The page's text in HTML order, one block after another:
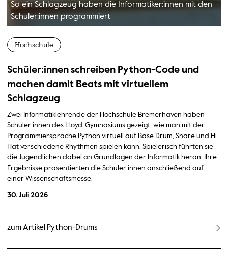
So ein Schlagzeug haben die Informatiker:innen mit den
Schüler:innen programmiert
Hochschule
Schüler:innen schreiben Python-Code und
machen damit Beats mit virtuellem
Schlagzeug
Zwei Informatiklehrende der Hochschule Bremerhaven haben
Schüler:innen des Lloyd-Gymnasiums gezeigt, wie man mit der
Programmiersprache Python virtuell auf Base Drum, Snare und Hi-
Hat verschiedene Rhythmen spielen kann. Spielerisch führten sie
die Jugendlichen dabei an Grundlagen der Informatik heran. Ihre
Ergebnisse präsentierten die Schüler:innen anschließend auf
einer Wissenschaftsmesse.
30. Juli 2026
zum Artikel Python-Drums